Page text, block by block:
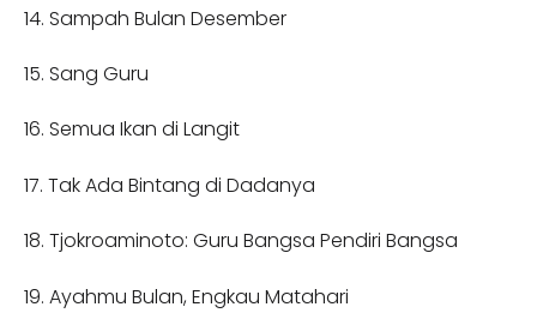
14. Sampah Bulan Desember
15. Sang Guru
16. Semua Ikan di Langit
17. Tak Ada Bintang di Dadanya
18. Tjokroaminoto: Guru Bangsa Pendiri Bangsa
19. Ayahmu Bulan, Engkau Matahari